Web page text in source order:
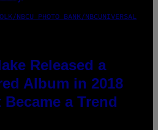
NBCU PHOTO BANK/NBCUNIVERSAL
Released a
Album in 2018
a Trend